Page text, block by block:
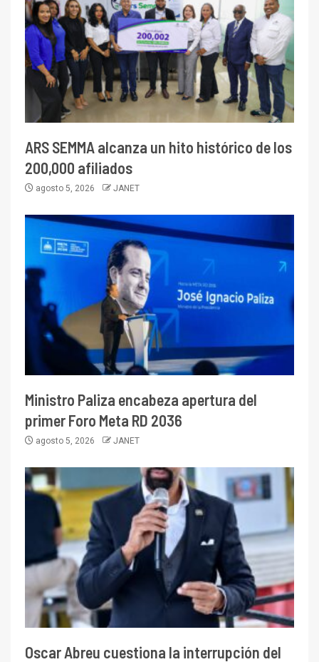
ARS SEMMA alcanza un hito histórico de los
200,000 afiliados
agosto 5, 2026 JANET
Ministro Paliza encabeza apertura del
primer Foro Meta RD 2036
agosto 5, 2026 JANET
Oscar Abreu cuestiona la interrupción del